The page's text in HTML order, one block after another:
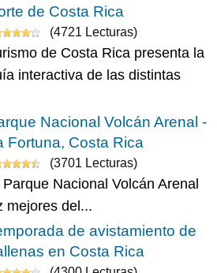
de Costa Rica
(4721 Lecturas)
de Costa Rica presenta la
interactiva de las distintas
Nacional Volcán Arenal -
Fortuna, Costa Rica
(3701 Lecturas)
Parque Nacional Volcán Arenal
mejores del...
de avistamiento de
en Costa Rica